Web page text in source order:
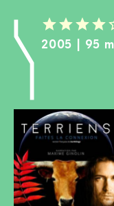
2005 | 95
Login